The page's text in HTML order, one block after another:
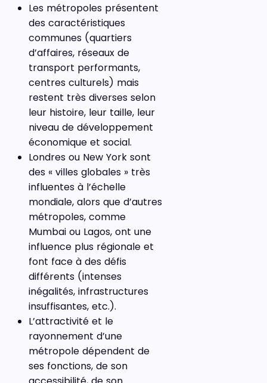
Les métropoles présentent
des caractéristiques
communes (quartiers
d’affaires, réseaux de
transport performants,
centres culturels) mais
restent très diverses selon
leur histoire, leur taille, leur
niveau de développement
économique et social.
Londres ou New York sont
des « villes globales » très
influentes à l’échelle
mondiale, alors que d’autres
métropoles, comme
Mumbai ou Lagos, ont une
influence plus régionale et
font face à des défis
différents (intenses
inégalités, infrastructures
insuffisantes, etc.).
L’attractivité et le
rayonnement d’une
métropole dépendent de
ses fonctions, de son